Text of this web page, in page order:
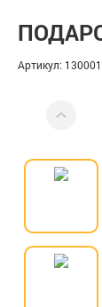
Артикул: